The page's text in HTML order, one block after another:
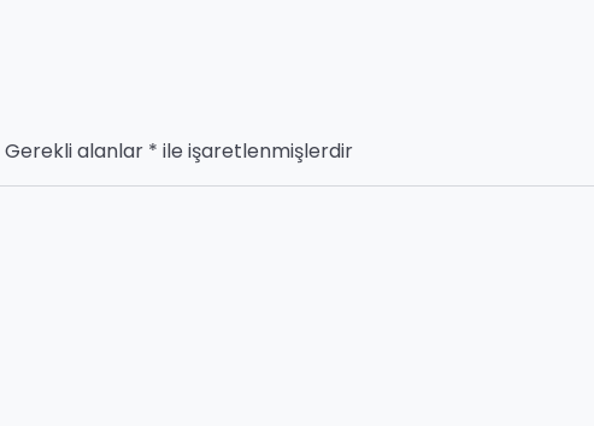
Gerekli alanlar * ile işaretlenmişlerdir